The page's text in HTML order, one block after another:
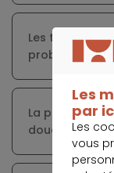
Les taux
La production
doucement
Les
par
Les
vous